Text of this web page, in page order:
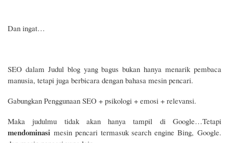
Dan ingat…
SEO dalam Judul blog yang bagus bukan hanya menarik pembaca
manusia, tetapi juga berbicara dengan bahasa mesin pencari.
Gabungkan Penggunaan SEO + psikologi + emosi + relevansi.
Maka judulmu tidak akan hanya tampil di Google…Tetapi
mendominasi mesin pencari termasuk search engine Bing, Google.